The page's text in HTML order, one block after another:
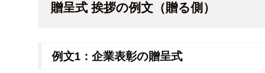
贈呈式 挨拶の例文（贈る側）
例文1：企業表彰の贈呈式